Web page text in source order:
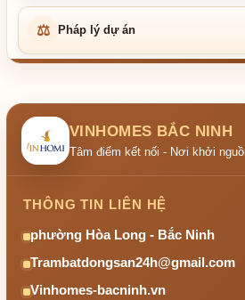
⚖ Pháp lý dự án
VINHOMES BẮC NINH
Tâm điểm kết nối - Nơi khởi
THÔNG TIN LIÊN HỆ
phường Hòa Long - Bắc Ninh
Trambatdongsan24h@gmail.com
Vinhomes-bacninh.vn